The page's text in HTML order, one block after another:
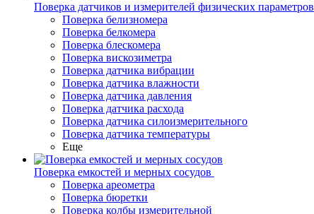
Поверка датчиков и измерителей физических параметров
Поверка белизномера
Поверка белкомера
Поверка блескомера
Поверка вискозиметра
Поверка датчика вибрации
Поверка датчика влажности
Поверка датчика давления
Поверка датчика расхода
Поверка датчика силоизмерительного
Поверка датчика температуры
Еще
Поверка емкостей и мерных сосудов
Поверка ареометра
Поверка бюретки
Поверка колбы измерительной